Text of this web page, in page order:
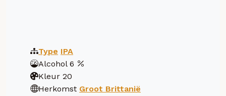
Type IPA
Alcohol 6
Kleur 20
Herkomst Groot Brittanië